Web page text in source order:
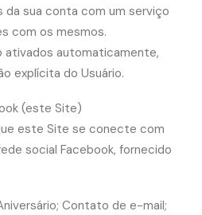
da sua conta com um serviço
com os mesmos.
ativados automaticamente,
explícita do Usuário.
(este Site)
este Site se conecte com
social Facebook, fornecido
Contato de e-mail;